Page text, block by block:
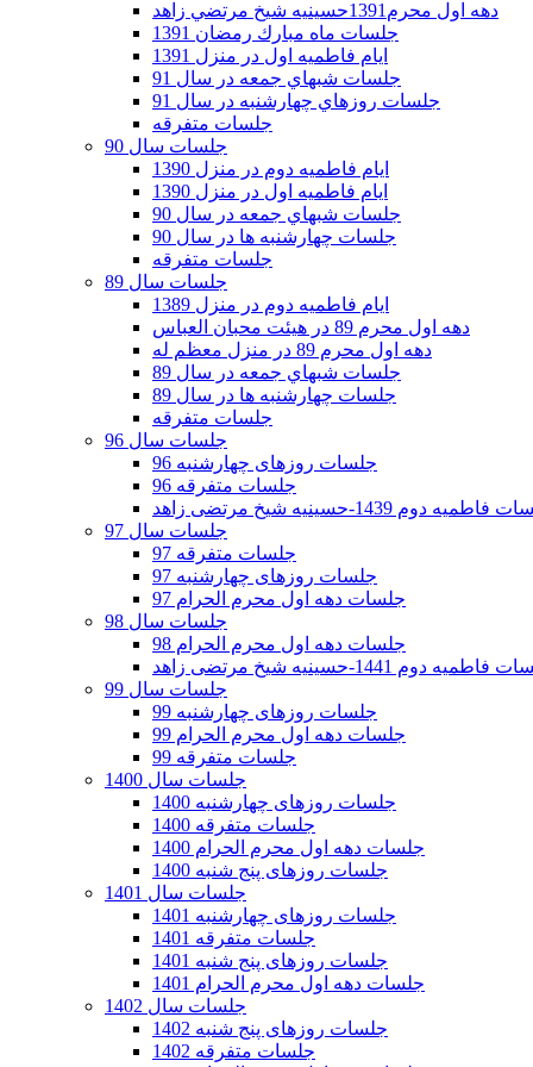
دهه اول محرم1391حسينيه شيخ مرتضي زاهد
جلسات ماه مبارك رمضان 1391
ايام فاطميه اول در منزل 1391
جلسات شبهاي جمعه در سال 91
جلسات روزهاي چهارشنبه در سال 91
جلسات متفرقه
جلسات سال 90
ایام فاطمیه دوم در منزل 1390
ایام فاطمیه اول در منزل 1390
جلسات شبهاي جمعه در سال 90
جلسات چهارشنبه ها در سال 90
جلسات متفرقه
جلسات سال 89
ایام فاطمیه دوم در منزل 1389
دهه اول محرم 89 در هیئت محبان العباس
دهه اول محرم 89 در منزل معظم له
جلسات شبهاي جمعه در سال 89
جلسات چهارشنبه ها در سال 89
جلسات متفرقه
جلسات سال 96
جلسات روزهای چهارشنبه 96
جلسات متفرقه 96
دوم 1439-حسینیه شیخ مرتضی زاهد
جلسات سال 97
جلسات متفرقه 97
جلسات روزهای چهارشنبه 97
جلسات دهه اول محرم الحرام 97
جلسات سال 98
جلسات دهه اول محرم الحرام 98
دوم 1441-حسینیه شیخ مرتضی زاهد
جلسات سال 99
جلسات روزهای چهارشنبه 99
جلسات دهه اول محرم الحرام 99
جلسات متفرقه 99
جلسات سال 1400
جلسات روزهای چهارشنبه 1400
جلسات متفرقه 1400
جلسات دهه اول محرم الحرام 1400
جلسات روزهای پنج شنبه 1400
جلسات سال 1401
جلسات روزهای چهارشنبه 1401
جلسات متفرقه 1401
جلسات روزهای پنج شنبه 1401
جلسات دهه اول محرم الحرام 1401
جلسات سال 1402
جلسات روزهای پنج شنبه 1402
جلسات متفرقه 1402